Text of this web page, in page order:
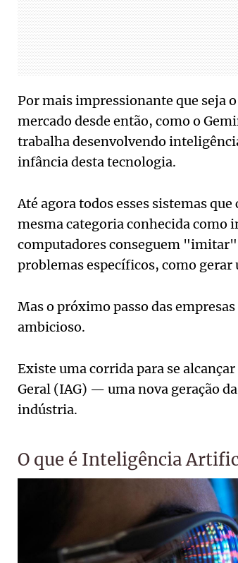
Por mais impressionante que seja
mercado desde então, como o
trabalha desenvolvendo
infância desta tecnologia.
Até agora todos esses sistemas
mesma categoria conhecida
computadores conseguem
problemas específicos, como
Mas o próximo passo das
ambicioso.
Existe uma corrida para se
Geral (IAG) — uma nova geração
indústria.
O que é Inteligência